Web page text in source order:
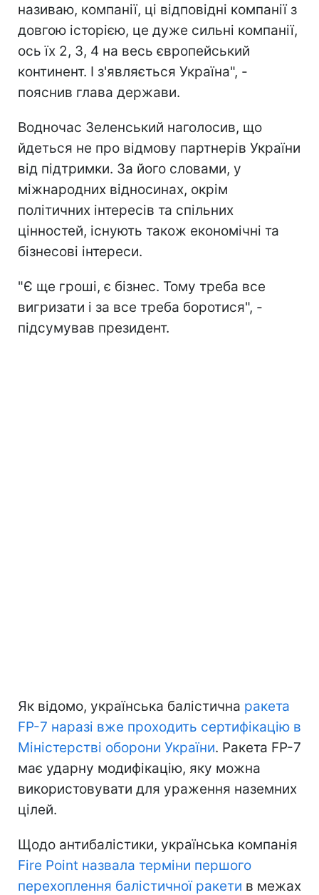
називаю, компанії, ці відповідні компанії з
довгою історією, це дуже сильні компанії,
ось їх 2, 3, 4 на весь європейський
континент. І з'являється Україна", -
пояснив глава держави.
Водночас Зеленський наголосив, що
йдеться не про відмову партнерів України
від підтримки. За його словами, у
міжнародних відносинах, окрім
політичних інтересів та спільних
цінностей, існують також економічні та
бізнесові інтереси.
"Є ще гроші, є бізнес. Тому треба все
вигризати і за все треба боротися", -
підсумував президент.
Як відомо, українська балістична ракета
FP-7 наразі вже проходить сертифікацію в
Міністерстві оборони України. Ракета FP-7
має ударну модифікацію, яку можна
використовувати для ураження наземних
цілей.
Щодо антибалістики, українська компанія
Fire Point назвала терміни першого
перехоплення балістичної ракети в межах